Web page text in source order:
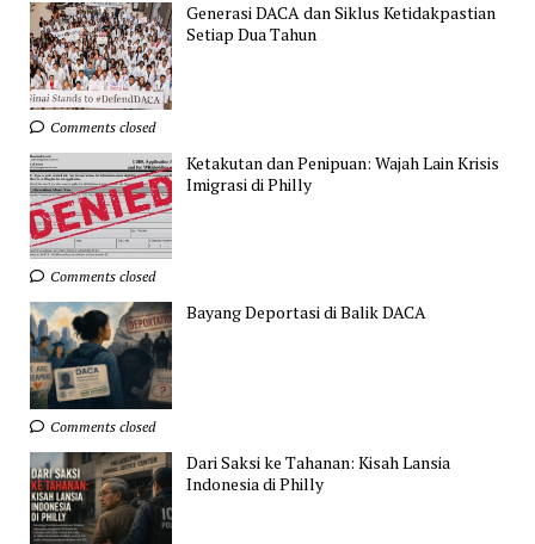
Generasi DACA dan Siklus Ketidakpastian
Setiap Dua Tahun
Comments closed
Ketakutan dan Penipuan: Wajah Lain Krisis
Imigrasi di Philly
Comments closed
Bayang Deportasi di Balik DACA
Comments closed
Dari Saksi ke Tahanan: Kisah Lansia
Indonesia di Philly